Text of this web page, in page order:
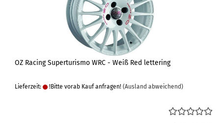
OZ Racing Superturismo WRC - Weiß Red lettering
Lieferzeit: !Bitte vorab Kauf anfragen! (Ausland abweichend)